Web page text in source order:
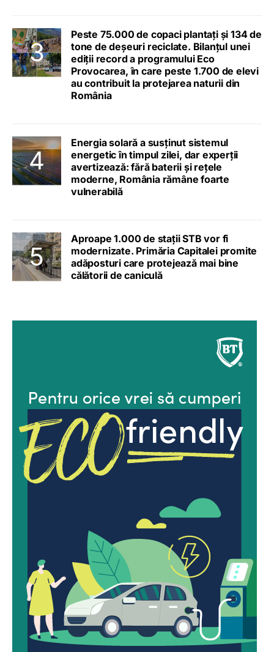
Peste 75.000 de copaci plantați și 134 de
tone de deșeuri reciclate. Bilanțul unei
ediții record a programului Eco
Provocarea, în care peste 1.700 de elevi
au contribuit la protejarea naturii din
România
Energia solară a susținut sistemul
energetic în timpul zilei, dar experții
avertizează: fără baterii și rețele
moderne, România rămâne foarte
vulnerabilă
Aproape 1.000 de stații STB vor fi
modernizate. Primăria Capitalei promite
adăposturi care protejează mai bine
călătorii de caniculă